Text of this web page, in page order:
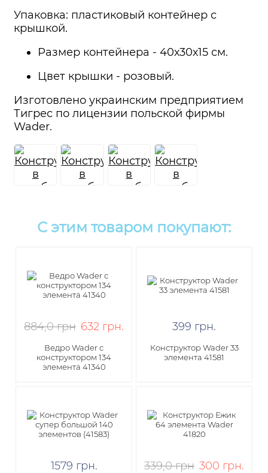
Упаковка: пластиковый контейнер с
крышкой.
Размер контейнера - 40х30х15 см.
Цвет крышки - розовый.
Изготовлено украинским предприятием
Тигрес по лицензии польской фирмы
Wader.
С этим товаром покупают:
884,0 грн 632 грн.
Ведро Wader с
конструктором 134
элемента 41340
399 грн.
Конструктор Wader 33
элемента 41581
1579 грн. 339,0 грн 300 грн.